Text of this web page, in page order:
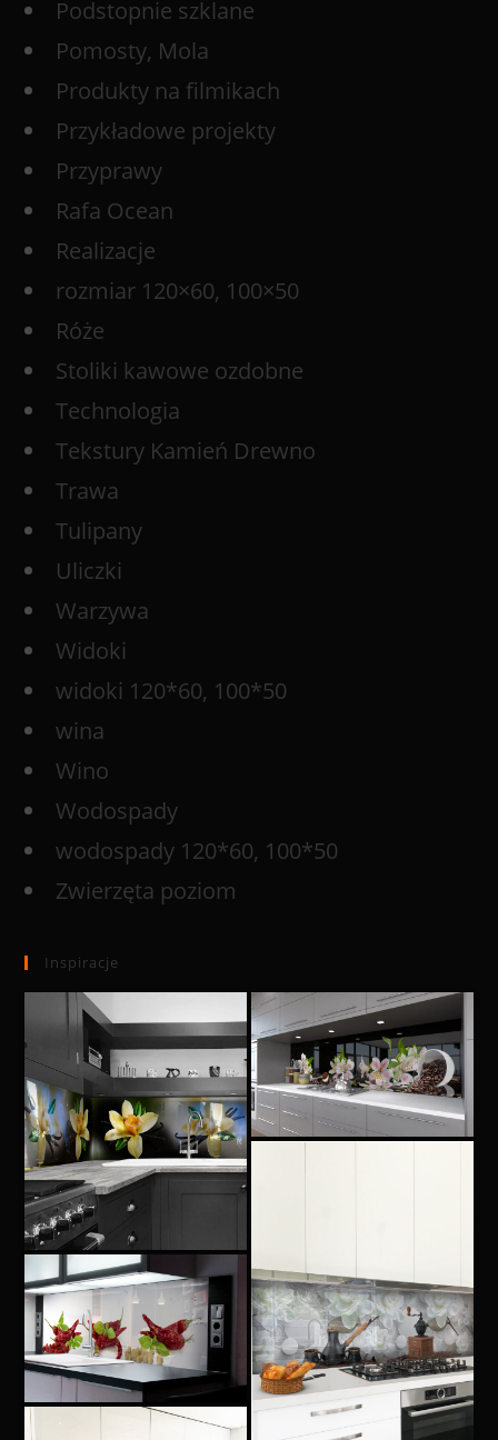
Podstopnie szklane
Pomosty, Mola
Produkty na filmikach
Przykładowe projekty
Przyprawy
Rafa Ocean
Realizacje
rozmiar 120×60, 100×50
Róże
Stoliki kawowe ozdobne
Technologia
Tekstury Kamień Drewno
Trawa
Tulipany
Uliczki
Warzywa
Widoki
widoki 120*60, 100*50
wina
Wino
Wodospady
wodospady 120*60, 100*50
Zwierzęta poziom
Inspiracje